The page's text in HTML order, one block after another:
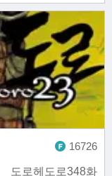
도로헤도로348화
16726